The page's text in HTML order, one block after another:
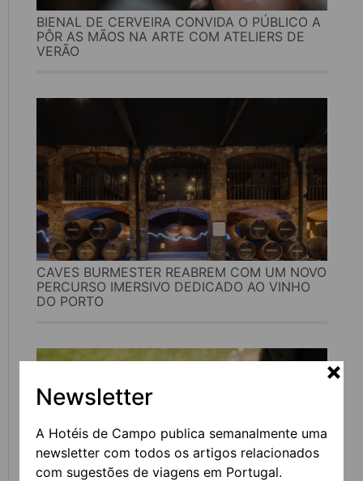
Newsletter
A Hotéis de Campo publica semanalmente uma
newsletter com todos os artigos relacionados
com sugestões de viagens em Portugal.
BIENAL DE CERVEIRA CONVIDA O PÚBLICO A
PÔR AS MÃOS NA ARTE COM ATELIERS DE
VERÃO
CAVES BURMESTER REABREM COM UM NOVO
PERCURSO IMERSIVO DEDICADO AO VINHO
DO PORTO